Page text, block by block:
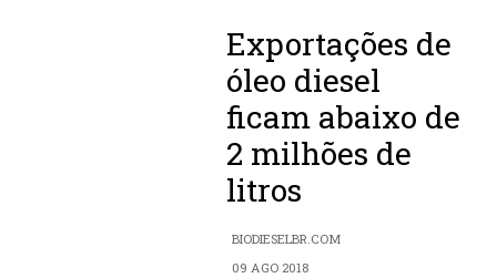
Exportações de
óleo diesel
ficam abaixo de
2 milhões de
litros
BIODIESELBR.COM
09 AGO 2018